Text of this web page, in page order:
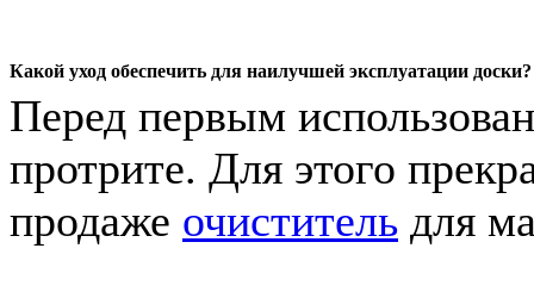
Какой уход обеспечить для наилучшей эксплуатации доски?
Перед первым
протрите. Для этого
продаже очиститель для